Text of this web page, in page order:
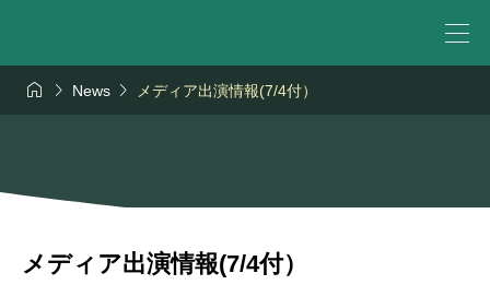
  News  メディア出演情報(7/4付）
メディア出演情報(7/4付）